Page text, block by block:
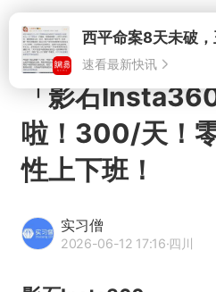
速看最新快讯
「影石
啦！300/天！
性上下班！
实习僧
2026-06-12 17:16·四川